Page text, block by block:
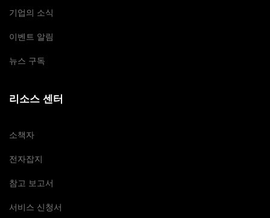
기업의 소식
이벤트 알림
뉴스 구독
리소스 센터
소책자
전자잡지
참고 보고서
서비스 신청서